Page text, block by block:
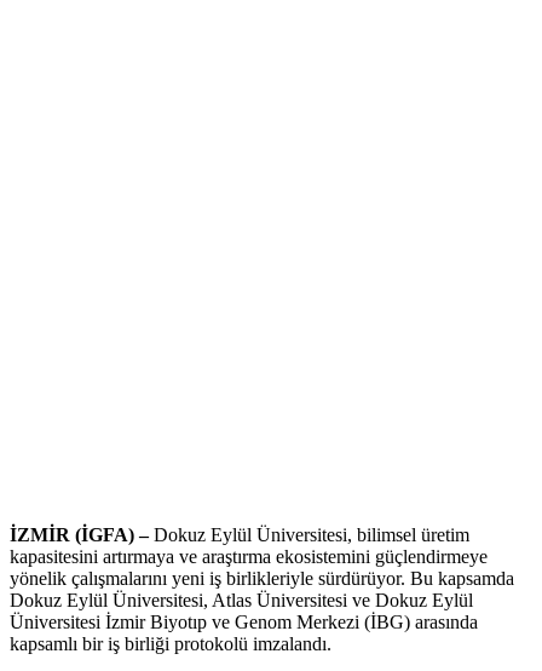
İZMİR (İGFA) –Dokuz Eylül Üniversitesi, bilimsel üretim
kapasitesini artırmaya ve araştırma ekosistemini güçlendirmeye
yönelik çalışmalarını yeni iş birlikleriyle sürdürüyor. Bu kapsamda
Dokuz Eylül Üniversitesi, Atlas Üniversitesi ve Dokuz Eylül
Üniversitesi İzmir Biyotıp ve Genom Merkezi (İBG) arasında
kapsamlı bir iş birliği protokolü imzalandı.